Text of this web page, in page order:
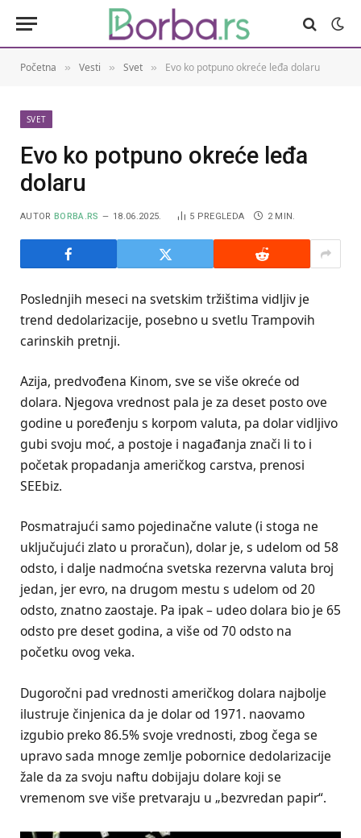
Početna » Vesti » Svet » Evo ko potpuno okreće leđa dolaru
SVET
Evo ko potpuno okreće leđa
dolaru
AUTOR BORBA.RS 18.06.2025. 5 PREGLEDA 2 MIN.
Poslednjih meseci na svetskim tržištima vidljiv je
trend dedolarizacije, posebno u svetlu Trampovih
carinskih pretnji.
Azija, predvođena Kinom, sve se više okreće od
dolara. Njegova vrednost pala je za deset posto ove
godine u poređenju s korpom valuta, pa dolar vidljivo
gubi svoju moć, a postoje i nagađanja znači li to i
početak propadanja američkog carstva, prenosi
SEEbiz.
Posmatrajući samo pojedinačne valute (i stoga ne
uključujući zlato u proračun), dolar je, s udelom od 58
odsto, i dalje nadmoćna svetska rezervna valuta broj
jedan, jer evro, na drugom mestu s udelom od 20
odsto, znatno zaostaje. Pa ipak – udeo dolara bio je 65
odsto pre deset godina, a više od 70 odsto na
početku ovog veka.
Dugoročni pad vrednosti američkog dolara najbolje
ilustruje činjenica da je dolar od 1971. naovamo
izgubio preko 86.5% svoje vrednosti, zbog čega se
upravo sada mnoge zemlje pobornice dedolarizacije
žale da za svoju naftu dobijaju dolare koji se
vremenom sve više pretvaraju u „bezvredan papir“.